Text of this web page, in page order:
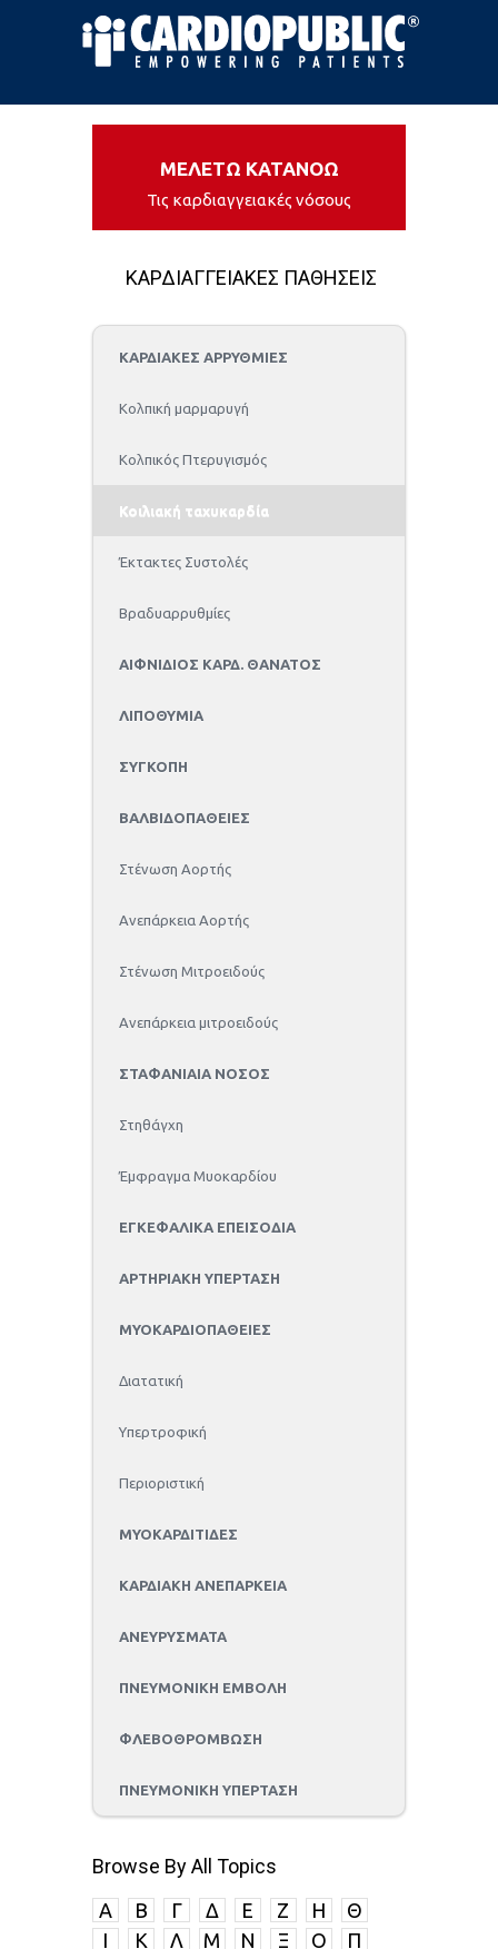
ΜΕΛΕΤΩ ΚΑΤΑΝΟΩ
Τις καρδιαγγειακές νόσους
ΚΑΡΔΙΑΓΓΕΙΑΚΕΣ ΠΑΘΗΣΕΙΣ
ΚΑΡΔΙΑΚΕΣ ΑΡΡΥΘΜΙΕΣ
Kολπική μαρμαρυγή
Κολπικός Πτερυγισμός
Κοιλιακή ταχυκαρδία
Έκτακτες Συστολές
Βραδυαρρυθμίες
ΑΙΦΝΙΔΙΟΣ ΚΑΡΔ. ΘΑΝΑΤΟΣ
ΛΙΠΟΘΥΜΙΑ
ΣΥΓΚΟΠΗ
ΒΑΛΒΙΔΟΠΑΘΕΙΕΣ
Στένωση Αορτής
Ανεπάρκεια Αορτής
Στένωση Μιτροειδούς
Ανεπάρκεια μιτροειδούς
ΣΤΑΦΑΝΙΑΙΑ ΝΟΣΟΣ
Στηθάγχη
Έμφραγμα Μυοκαρδίου
ΕΓΚΕΦΑΛΙΚΑ ΕΠΕΙΣΟΔΙΑ
ΑΡΤΗΡΙΑΚΗ ΥΠΕΡΤΑΣΗ
ΜΥΟΚΑΡΔΙΟΠΑΘΕΙΕΣ
Διατατική
Υπερτροφική
Περιοριστική
ΜΥΟΚΑΡΔΙΤΙΔΕΣ
ΚΑΡΔΙΑΚΗ ΑΝΕΠΑΡΚΕΙΑ
ΑΝΕΥΡΥΣΜΑΤΑ
ΠΝΕΥΜΟΝΙΚΗ ΕΜΒΟΛΗ
ΦΛΕΒΟΘΡΟΜΒΩΣΗ
ΠΝΕΥΜΟΝΙΚΗ ΥΠΕΡΤΑΣΗ
Browse By All Topics
A B Γ Δ E Ζ Η
Θ
I
K Λ Μ Ν Ξ Ο
Π